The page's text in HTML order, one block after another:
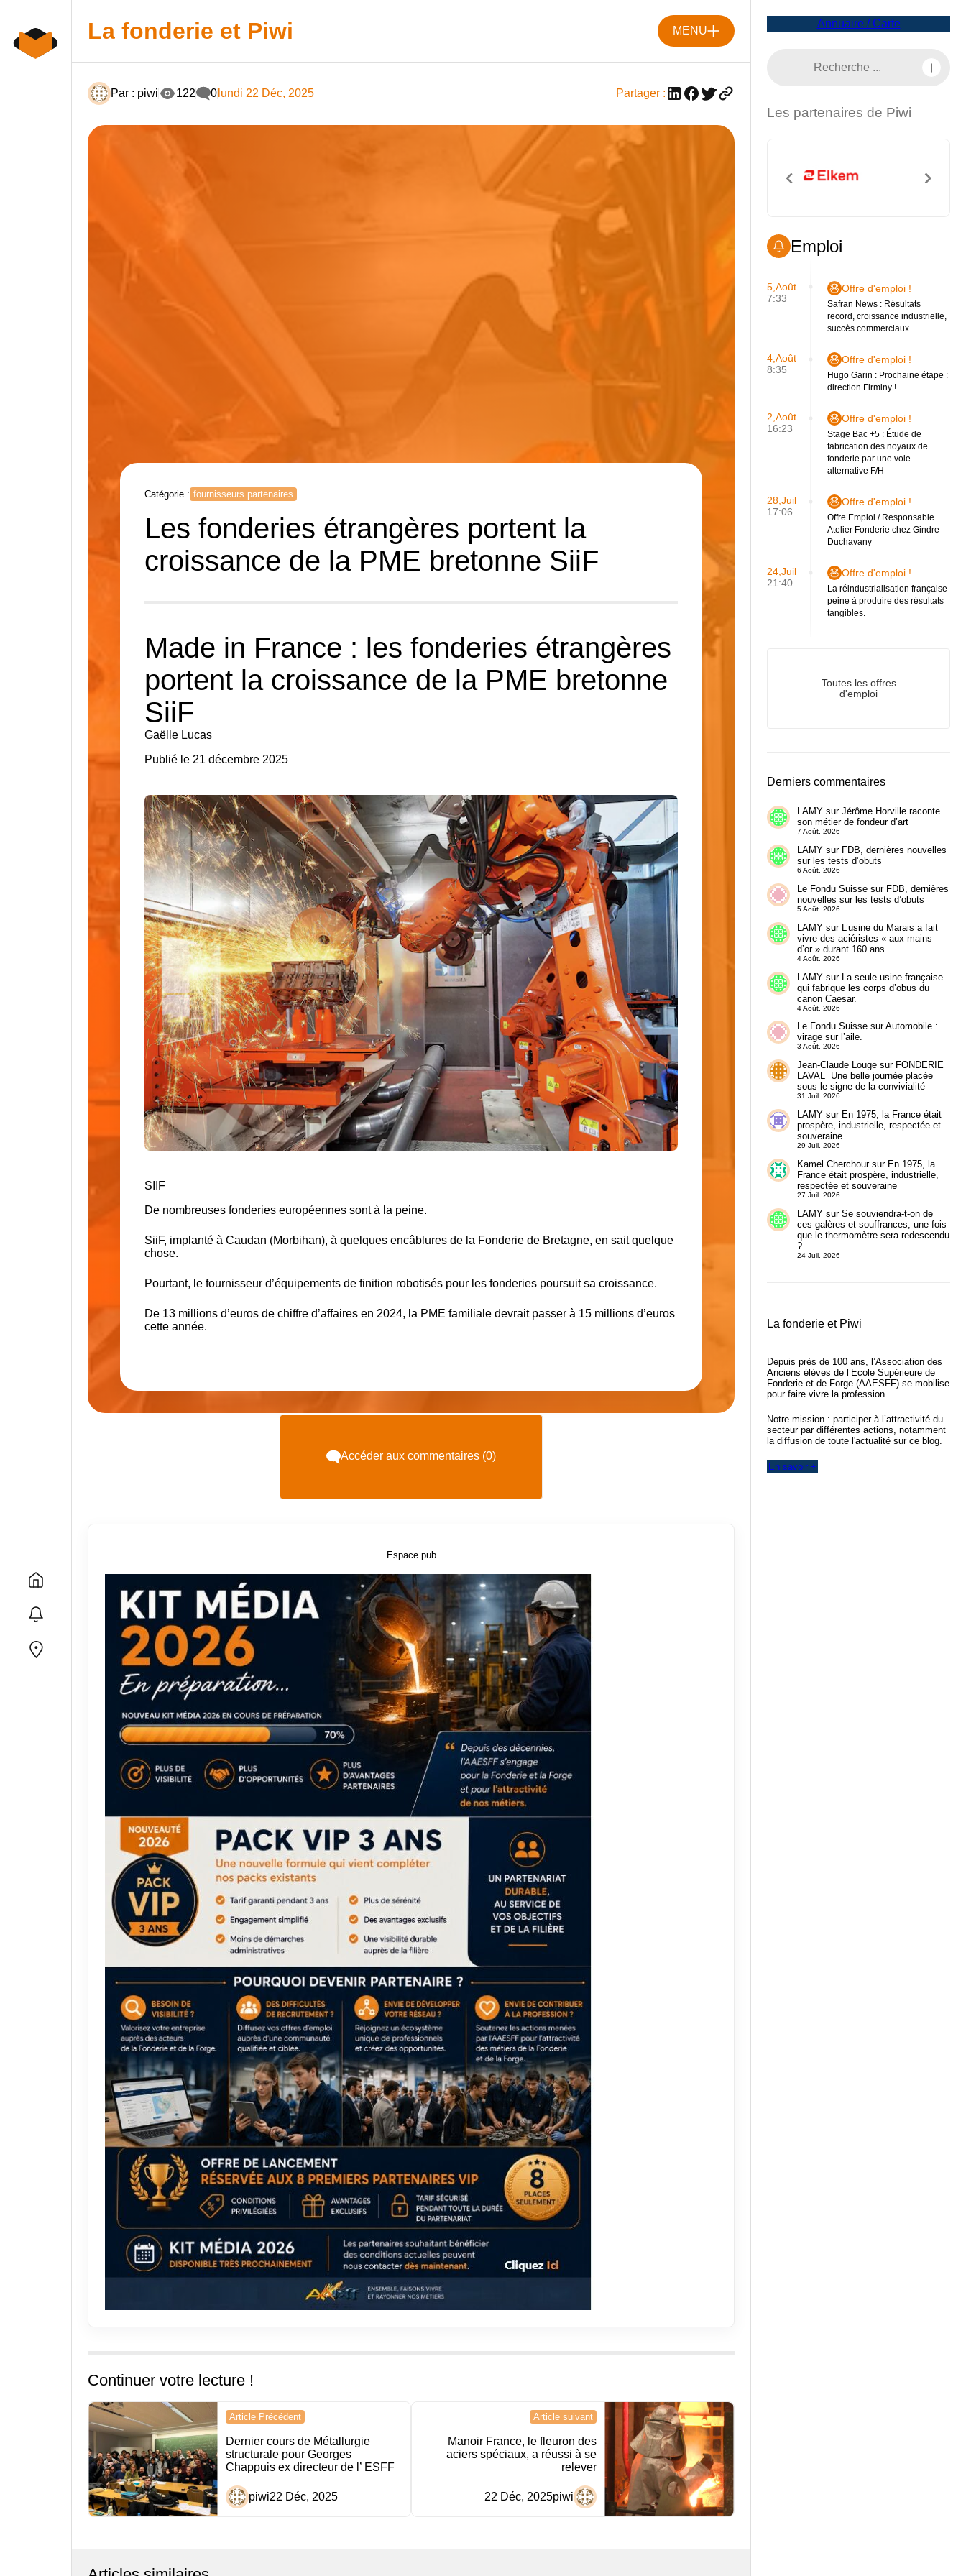
content
La fonderie et Piwi MENU
Par : piwi 122 0 lundi 22 Déc, 2025 Partager :
Catégorie : fournisseurs partenaires
Les fonderies étrangères portent la
croissance de la PME bretonne SiiF
Made in France : les fonderies étrangères
portent la croissance de la PME bretonne
SiiF
Gaëlle Lucas
Publié le 21 décembre 2025
SIIF
De nombreuses fonderies européennes sont à la peine.
SiiF, implanté à Caudan (Morbihan), à quelques encâblures de la Fonderie de Bretagne, en sait quelque
chose.
Pourtant, le fournisseur d’équipements de finition robotiséspour les fonderies poursuit sa croissance.
De 13 millions d’eurosde chiffre d’affaires en 2024, la PME familiale devrait passer à 15 millions d’euros
cette année.
Accéder aux commentaires (0)
Espace pub
Continuer votre lecture !
Navigation
de
l’article
Article Précédent
Dernier cours de Métallurgie
structurale pour Georges
Chappuis ex directeur de l’ ESFF
piwi22 Déc, 2025
Article suivant
Manoir France, le fleuron des
aciers spéciaux, a réussi à se
relever
piwi
22 Déc, 2025
Annuaire / Carte
Les partenaires de Piwi
Emploi
5,Août
7:33
Offre d'emploi !
Safran News : Résultats
record, croissance industrielle,
succès commerciaux
4,Août
8:35
Offre d'emploi !
Hugo Garin : Prochaine étape :
direction Firminy !
2,Août
16:23
Offre d'emploi !
Stage Bac +5 : Étude de
fabrication des noyaux de
fonderie par une voie
alternative F/H
28,Juil
17:06
Offre d'emploi !
Offre Emploi / Responsable
Atelier Fonderie chez Gindre
Duchavany
24,Juil
21:40
Offre d'emploi !
La réindustrialisation française
peine à produire des résultats
tangibles.
Toutes les offres
d'emploi
Derniers commentaires
LAMYsur Jérôme Horville raconte
son métier de fondeur d’art
7 Août. 2026
LAMYsur FDB, dernières nouvelles
sur les tests d’obuts
6 Août. 2026
Le Fondu Suissesur FDB, dernières
nouvelles sur les tests d’obuts
5 Août. 2026
LAMYsur L’usine du Marais a fait
vivre des aciéristes « aux mains
d’or » durant 160 ans.
4 Août. 2026
LAMYsur La seule usine française
qui fabrique les corps d’obus du
canon Caesar.
4 Août. 2026
Le Fondu SuissesurAutomobile :
virage sur l’aile.
3 Août. 2026
Jean-Claude Lougesur FONDERIE
LAVAL Une belle journée placée
sous le signe de la convivialité
31 Juil. 2026
LAMYsur En 1975, la France était
prospère, industrielle, respectée et
souveraine
29 Juil. 2026
Kamel Cherchoursur En 1975, la
France était prospère, industrielle,
respectée et souveraine
27 Juil. 2026
LAMYsur Se souviendra-t-on de
ces galères et souffrances, une fois
que le thermomètre sera redescendu
?
24 Juil. 2026
La fonderie et Piwi
Depuis près de 100 ans, l’Association des
Anciens élèves de l’Ecole Supérieure de
Fonderie et de Forge (AAESFF) se mobilise
pour faire vivre la profession.
Notre mission : participer à l’attractivité du
secteur par différentes actions, notamment
la diffusion de toute l'actualité sur ce blog.
En savoir +